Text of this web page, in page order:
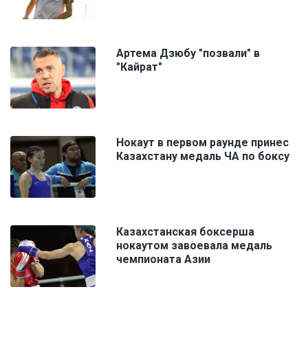
Артема Дзюбу "позвали" в
"Кайрат"
Нокаут в первом раунде принес
Казахстану медаль ЧА по боксу
Казахстанская боксерша
нокаутом завоевала медаль
чемпионата Азии